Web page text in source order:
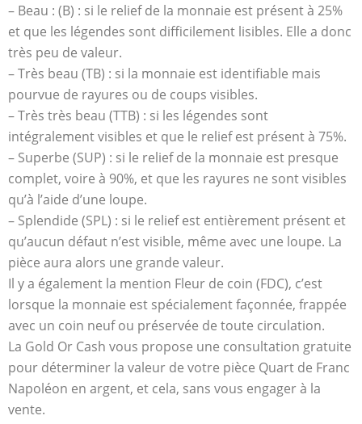
– Beau : (B) : si le relief de la monnaie est présent à 25%
et que les légendes sont difficilement lisibles. Elle a donc
très peu de valeur.
– Très beau (TB) : si la monnaie est identifiable mais
pourvue de rayures ou de coups visibles.
– Très très beau (TTB) : si les légendes sont
intégralement visibles et que le relief est présent à 75%.
– Superbe (SUP) : si le relief de la monnaie est presque
complet, voire à 90%, et que les rayures ne sont visibles
qu’à l’aide d’une loupe.
– Splendide (SPL) : si le relief est entièrement présent et
qu’aucun défaut n’est visible, même avec une loupe. La
pièce aura alors une grande valeur.
Il y a également la mention Fleur de coin (FDC), c’est
lorsque la monnaie est spécialement façonnée, frappée
avec un coin neuf ou préservée de toute circulation.
La Gold Or Cash vous propose une consultation gratuite
pour déterminer la valeur de votre pièce Quart de Franc
Napoléon en argent, et cela, sans vous engager à la
vente.